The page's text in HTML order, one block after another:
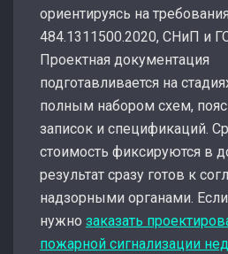
ориентируясь на
484.1311500.2020, СНиП и
Проектная документация
подготавливается на
полным набором схем,
записок и спецификаций.
стоимость фиксируются в
результат сразу готов к
надзорными органами. Если
нужно заказать
пожарной сигнализации